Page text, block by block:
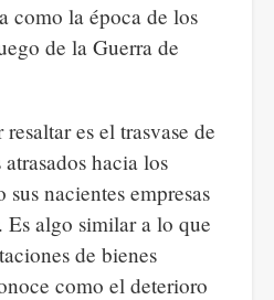
como la época de los
de la Guerra de
es el trasvase de
hacia los
nacientes empresas
Es algo similar a lo que
de bienes
como el deterioro